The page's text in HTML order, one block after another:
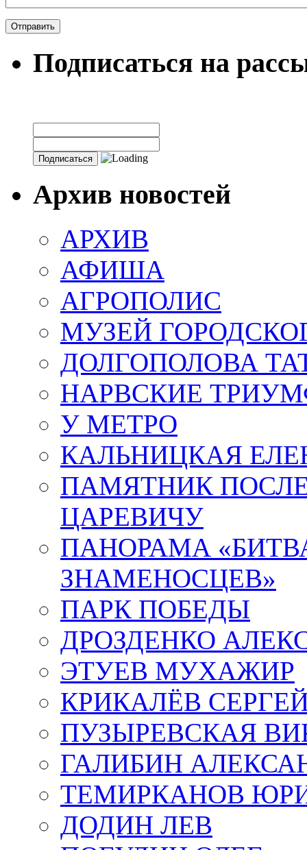
Подписаться на
Архив новостей
АРХИВ
АФИША
АГРОПОЛИС
МУЗЕЙ
ДОЛГОПОЛОВА
НАРВСКИЕ
У МЕТРО
КАЛЬНИЦКАЯ
ПАМЯТНИК
ЦАРЕВИЧУ
ПАНОРАМА
ЗНАМЕНОСЦЕВ»
ПАРК ПОБЕДЫ
ДРОЗДЕНКО
ЭТУЕВ МУХАЖИР
КРИКАЛЁВ
ПУЗЫРЕВСКАЯ
ГАЛИБИН
ТЕМИРКАНОВ
ДОДИН ЛЕВ